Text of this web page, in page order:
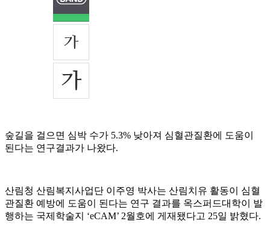
숲길을 걸으면 심박 수가 5.3% 낮아져 심혈관질환에 도움이
된다는 연구결과가 나왔다.
산림청 산림복지사업단 이주영 박사는 산림치유 활동이 심혈
관질환 예방에 도움이 된다는 연구 결과를 옥스퍼드대학이 발
행하는 국제학술지 ‘eCAM’ 2월호에 게재됐다고 25일 밝혔다.